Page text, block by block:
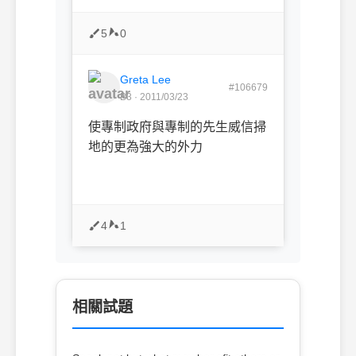
5 0
Greta Lee
B3 · 2011/03/23
#106679
使專制政府與專制的先生威信掃
地的更為強大的外力
4 1
相關試題